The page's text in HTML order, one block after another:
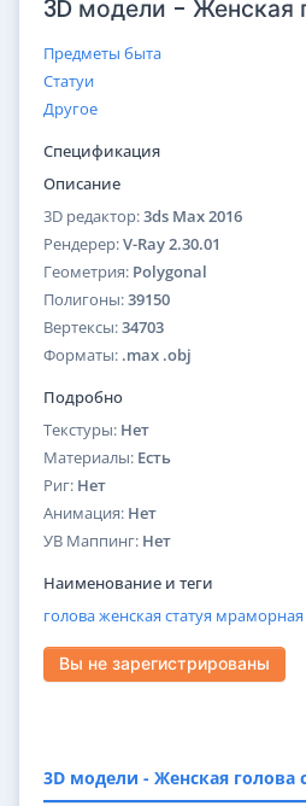
3D модели - Женская
Предметы быта
Статуи
Другое
Спецификация
Описание
3D редактор:3ds Max 2016
Рендерер:V-Ray 2.30.01
Геометрия: Polygonal
Полигоны:39150
Вертексы:34703
Форматы: .max .obj
Подробно
Текстуры: Нет
Материалы: Есть
Риг: Нет
Анимация: Нет
УВ Маппинг: Нет
Наименование и теги
головаженская статуя мраморная
Вы не зарегистрированы
3D модели - Женская голова